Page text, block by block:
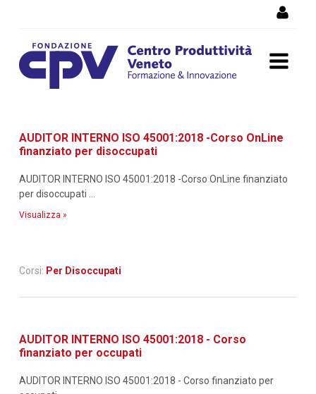
formazione
AUDITOR INTERNO ISO 45001:2018 -Corso OnLine
finanziato per disoccupati
AUDITOR INTERNO ISO 45001:2018 -Corso OnLine finanziato
per disoccupati ...
Visualizza »
Corsi: Per Disoccupati
AUDITOR INTERNO ISO 45001:2018 - Corso
finanziato per occupati
AUDITOR INTERNO ISO 45001:2018 - Corso finanziato per